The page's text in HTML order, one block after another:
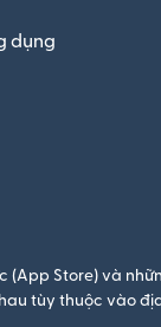
dụng
Store) và
tùy thuộc vào